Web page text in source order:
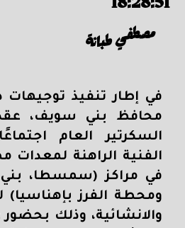
مصطفي طبانة
في إطار تنفيذ
محافظ بني سويف، عقد
السكرتير العام
الفنية الراهنة لمعدات
في مراكز (سمسطا،
ومحطة الفرز بإهناسيا)
والانشائية، وذلك